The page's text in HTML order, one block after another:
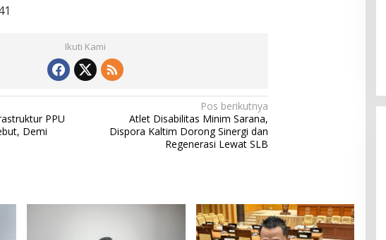
Ikuti Kami
PPU
Demi
Pos berikutnya
Atlet Disabilitas Minim Sarana,
Dispora Kaltim Dorong Sinergi dan
Regenerasi Lewat SLB